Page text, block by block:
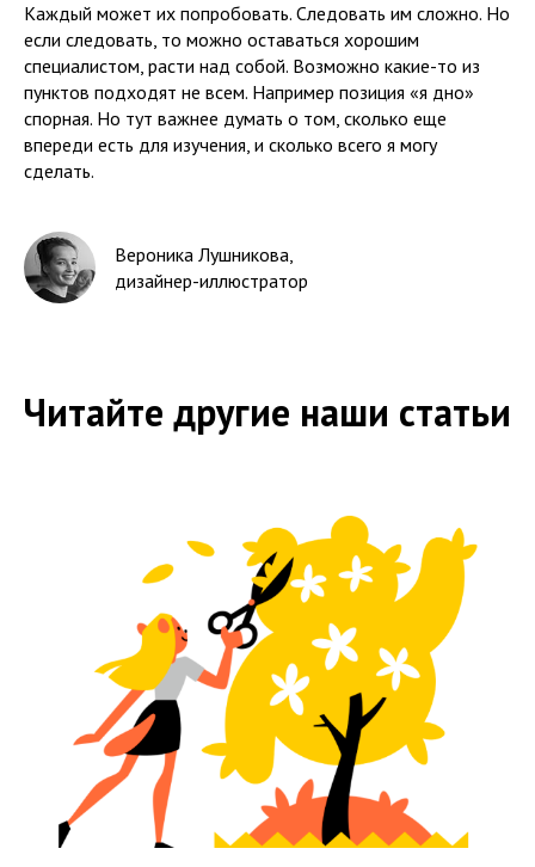
Вероника Лушникова,
дизайнер-иллюстратор
Каждый может их попробовать. Следовать им сложно. Но
если следовать, то можно оставаться хорошим
специалистом, расти над собой. Возможно какие-то из
пунктов подходят не всем. Например позиция «я дно»
спорная. Но тут важнее думать о том, сколько еще
впереди есть для изучения, и сколько всего я могу
сделать.
Читайте другие наши статьи